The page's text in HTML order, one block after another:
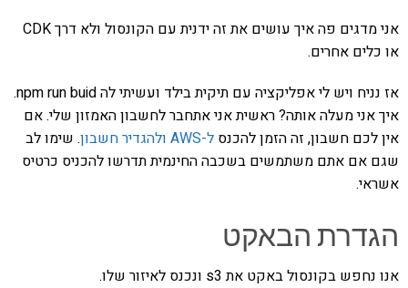
אני מדגים פה איך עושים את זה ידנית עם הקונסול ולא דרך CDK
או כלים אחרים.
אז נניח ויש לי אפליקציה עם תיקית בילד ועשיתי לה npm run buid.
איך אני מעלה אותה? ראשית אני אתחבר לחשבון האמזון שלי. אם
אין לכם חשבון, זה הזמן להכנס ל-AWS ולהגדיר חשבון
. שימו לב
שגם אם אתם משתמשים בשכבה החינמית תדרשו להכניס כרטיס
אשראי.
הגדרת הבאקט
אנו נחפש בקונסול באקט את s3 ונכנס לאיזור שלו.